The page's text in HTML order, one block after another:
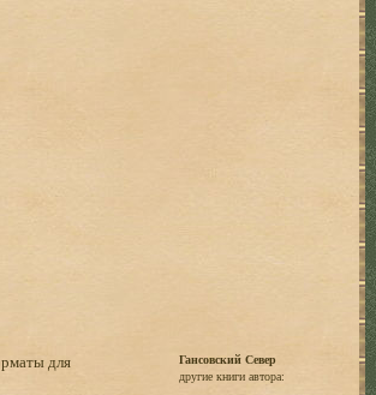
для
Гансовский Север
другие книги автора: